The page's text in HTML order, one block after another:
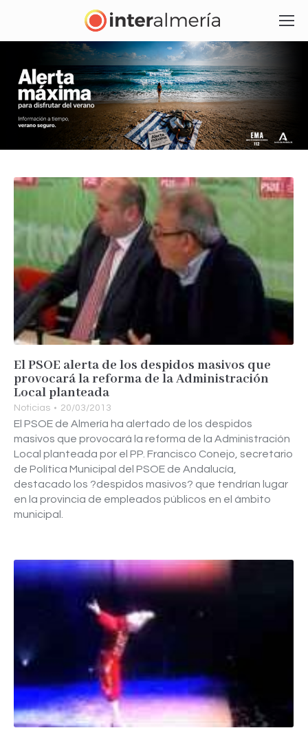
El PSOE alerta de los despidos masivos que
provocará la reforma de la Administración
Local planteada
Noticias 20/03/2013
El PSOE de Almería ha alertado de los despidos
masivos que provocará la reforma de la Administración
Local planteada por el PP. Francisco Conejo, secretario
de Política Municipal del PSOE de Andalucía,
destacado los ?despidos masivos? que tendrían lugar
en la provincia de empleados públicos en el ámbito
municipal.